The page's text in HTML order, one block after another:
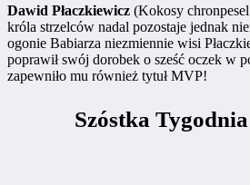
Dawid Płaczkiewicz (Kokosy
króla strzelców nadal pozostaje jednak
ogonie Babiarza niezmiennie wisi
poprawił swój dorobek o sześć oczek w
zapewniło mu również tytuł MVP!
Szóstka